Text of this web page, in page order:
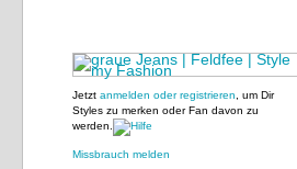
Jetzt anmelden oder registrieren , um Dir
Styles zu merken oder Fan davon zu
werden.
Missbrauch melden